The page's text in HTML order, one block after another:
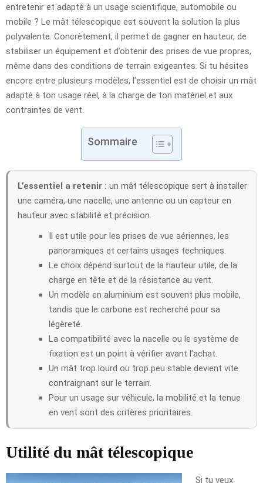
entretenir et adapté à un usage scientifique, automobile ou
mobile ? Le mât télescopique est souvent la solution la plus
polyvalente. Concrètement, il permet de gagner en hauteur, de
stabiliser un équipement et d’obtenir des prises de vue propres,
même dans des conditions de terrain exigeantes. Si tu hésites
encore entre plusieurs modèles, l’essentiel est de choisir un mât
adapté à ton usage réel, à la charge de ton matériel et aux
contraintes de vent.
Sommaire
L’essentiel a retenir : un mât télescopique sert à installer
une caméra, une nacelle, une antenne ou un capteur en
hauteur avec stabilité et précision.
Il est utile pour les prises de vue aériennes, les
panoramiques et certains usages techniques.
Le choix dépend surtout de la hauteur utile, de la
charge en tête et de la résistance au vent.
Un modèle en aluminium est souvent plus mobile,
tandis que le carbone est recherché pour sa
légèreté.
La compatibilité avec la nacelle ou le système de
fixation est un point à vérifier avant l’achat.
Un mât trop lourd ou trop peu stable devient vite
contraignant sur le terrain.
Pour un usage sur véhicule, la mobilité et la tenue
en vent sont des critères prioritaires.
Utilité du mât télescopique
Si tu veux